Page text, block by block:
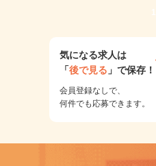
1
気になる求人は
「後で見る 」で保存！
会員登録なしで、
何件でも応募できます。